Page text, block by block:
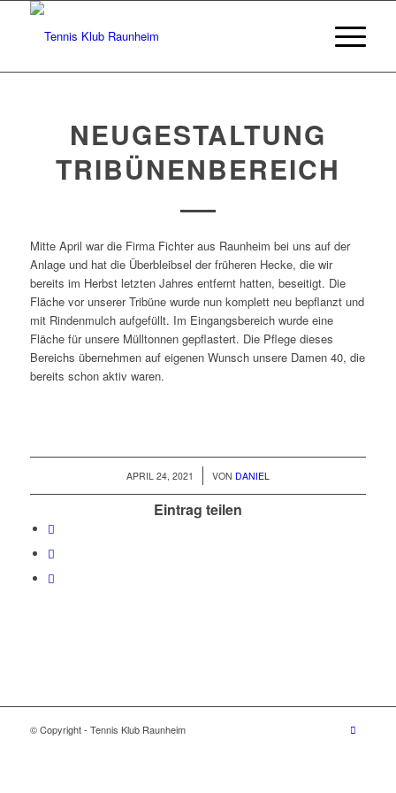
NEUGESTALTUNG
TRIBÜNENBEREICH
Mitte April war die Firma Fichter aus Raunheim bei uns auf der
Anlage und hat die Überbleibsel der früheren Hecke, die wir
bereits im Herbst letzten Jahres entfernt hatten, beseitigt. Die
Fläche vor unserer Tribüne wurde nun komplett neu bepflanzt und
mit Rindenmulch aufgefüllt. Im Eingangsbereich wurde eine
Fläche für unsere Mülltonnen gepflastert. Die Pflege dieses
Bereichs übernehmen auf eigenen Wunsch unsere Damen 40, die
bereits schon aktiv waren.
APRIL 24, 2021
/ VON DANIEL
Eintrag teilen
© Copyright - Tennis Klub Raunheim